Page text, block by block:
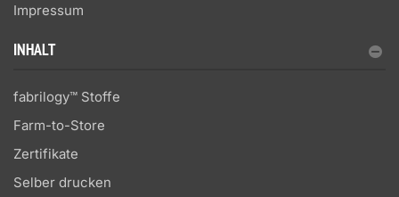
Impressum
INHALT
fabrilogy™ Stoffe
Farm-to-Store
Zertifikate
Selber drucken